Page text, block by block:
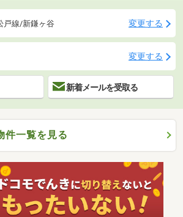
戸線/新鎌ヶ谷 変更する
変更する
新着メールを受取る
件一覧を見る